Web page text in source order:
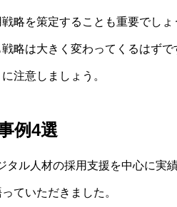
略を策定することも重要でしょ
略は大きく変わってくるはずで
注意しましょう。
例4選
タル人材の採用支援を中心に実
ていただきました。